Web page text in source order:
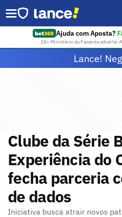
Ajuda com Aposta?
18+ Ministério da Fazenda adverte:
Lance!
Clube da Série
Experiência do
fecha parceria
de dados
Iniciativa busca atrair novos